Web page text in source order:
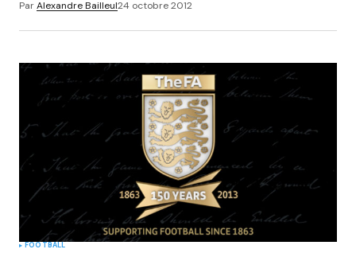
ParAlexandre Bailleul24 octobre 2012
FOOTBALL